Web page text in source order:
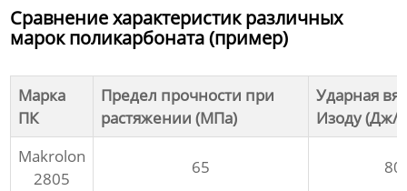
Сравнение характеристик различных
марок поликарбоната (пример)
Марка
ПК
Предел прочности при
растяжении (МПа)
Ударная
Изоду (Дж/
Makrolon
2805
65